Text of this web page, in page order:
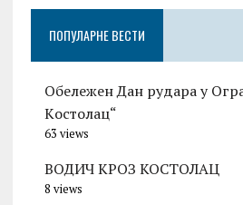
ПОПУЛАРНЕ ВЕСТИ
Обележен Дан рудара у
Kостолац“
63 views
ВОДИЧ КРОЗ КОСТОЛАЦ
8 views